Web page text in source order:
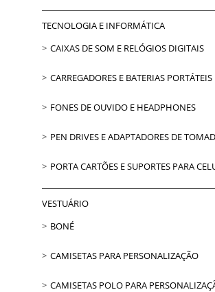
TECNOLOGIA E INFORMÁTICA
CAIXAS DE SOM E RELÓGIOS DIGITAIS
CARREGADORES E BATERIAS PORTÁTEIS
FONES DE OUVIDO E HEADPHONES
PEN DRIVES E ADAPTADORES DE
PORTA CARTÕES E SUPORTES PARA
VESTUÁRIO
BONÉ
CAMISETAS PARA PERSONALIZAÇÃO
CAMISETAS POLO PARA